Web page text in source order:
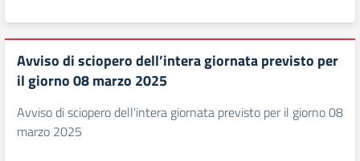
Avviso di sciopero dell’intera giornata previsto per
il giorno 08 marzo 2025
Avviso di sciopero dell'intera giornata previsto per il giorno 08
marzo 2025